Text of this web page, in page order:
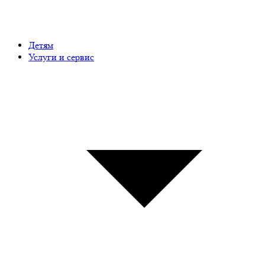
Детям
Услуги и сервис